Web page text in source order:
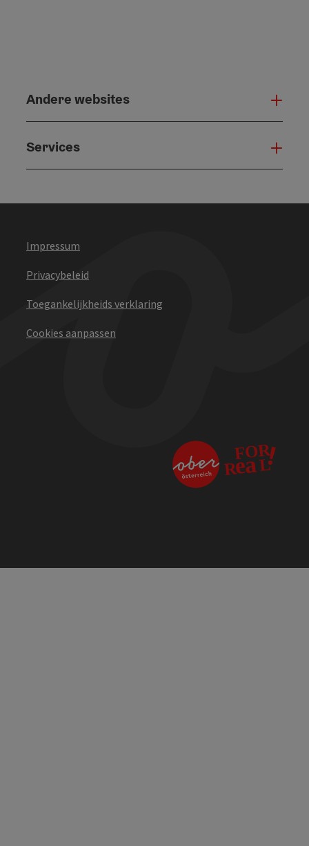
Andere websites
Services
Impressum
Privacybeleid
Toegankelijkheids verklaring
Cookies aanpassen